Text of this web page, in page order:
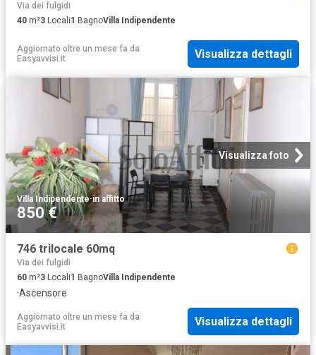
Via dei fulgidi
40 m²3 Locali1 BagnoVilla Indipendente
Aggiornato oltre un mese fa da
Easyavvisi.it
Visualizza dettagli
Visualizza foto
Villa Indipendente·in affitto
850 €
746 trilocale 60mq
Via dei fulgidi
60 m²3 Locali1 BagnoVilla Indipendente
·Ascensore
Aggiornato oltre un mese fa da
Easyavvisi.it
Visualizza dettagli